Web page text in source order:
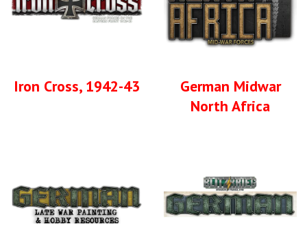
Iron Cross, 1942-43
German Midwar
North Africa